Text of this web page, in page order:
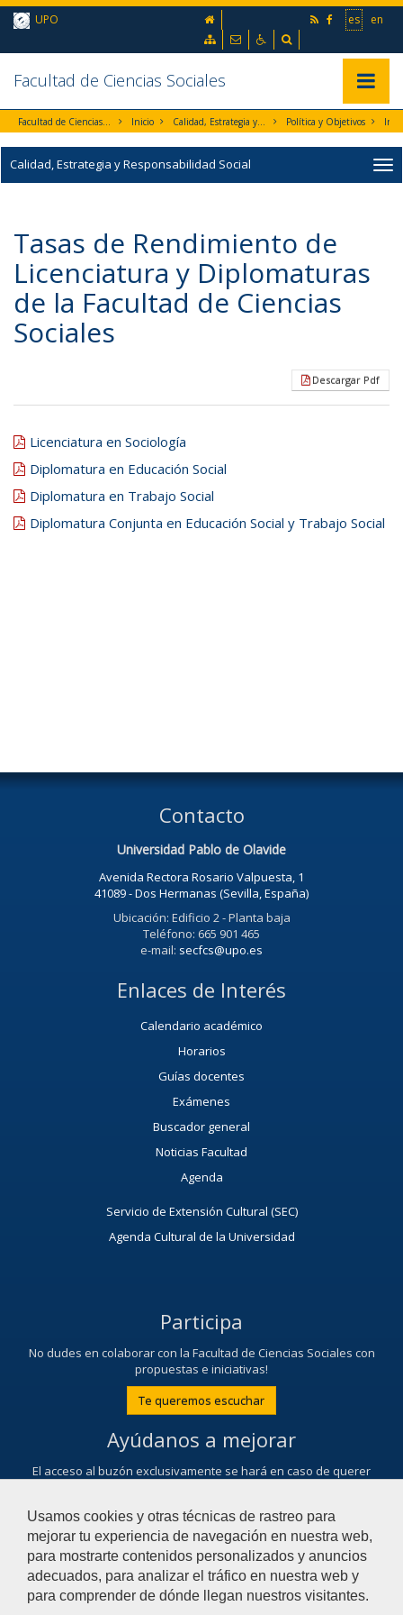
Usamos cookies y otras técnicas de rastreo para
mejorar tu experiencia de navegación en nuestra web,
para mostrarte contenidos personalizados y anuncios
adecuados, para analizar el tráfico en nuestra web y
para comprender de dónde llegan nuestros visitantes.
Ir al contenido principal de la página (alt + s)
Ir a la cabecera de la página (alt + c)
Ir al menú principal (alt + u)
es en
UPO
Mapa webContactoAccesibilidad
Facultad de Ciencias Sociales
Facultad de Ciencias Sociales Inicio Calidad, Estrategia y Responsabilidad Social Política y Objetivos
Calidad, Estrategia y Responsabilidad Social
Tasas de Rendimiento de
Licenciatura y Diplomaturas
de la Facultad de Ciencias
Sociales
Descargar Pdf
Licenciatura en Sociología
Diplomatura en Educación Social
Diplomatura en Trabajo Social
Diplomatura Conjunta en Educación Social y Trabajo Social
Contacto
Universidad Pablo de Olavide
Avenida Rectora Rosario Valpuesta, 1
41089 - Dos Hermanas (Sevilla, España)
Ubicación: Edificio 2 - Planta baja
Teléfono: 665 901 465
e-mail: secfcs@upo.es
Enlaces de Interés
Calendario académico
Horarios
Guías docentes
Exámenes
Buscador general
Noticias Facultad
Agenda
Servicio de Extensión Cultural (SEC)
Agenda Cultural de la Universidad
Participa
No dudes en colaborar con la Facultad de Ciencias Sociales con
propuestas e iniciativas!
Te queremos escuchar
Ayúdanos a mejorar
El acceso al buzón exclusivamente se hará en caso de querer
Contacta con nosotros
© 2018 Universidad Pablo de Olavide - Facultad de